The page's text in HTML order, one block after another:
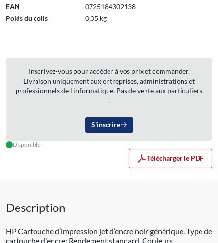
EAN
0725184302138
Poids du colis
0,05 kg
Inscrivez-vous pour accéder à vos prix et commander.
Livraison uniquement aux entreprises, administrations et
professionnels de l'informatique. Pas de vente aux particuliers
!
S'inscrire
Disponible
Télécharger le PDF
Description
HP Cartouche d’impression jet d’encre noir générique. Type de
cartouche d'encre: Rendement standard, Couleurs